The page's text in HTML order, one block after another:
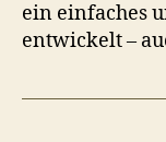
ein einfaches
entwickelt –